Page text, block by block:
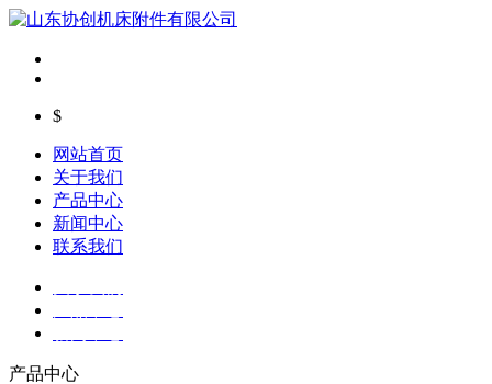
$
网站首页
关于我们
产品中心
新闻中心
联系我们
产品中心